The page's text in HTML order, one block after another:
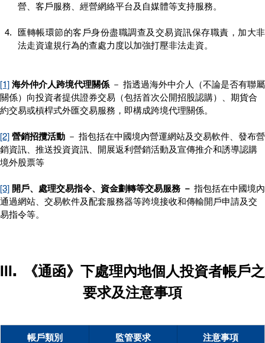
營、客戶服務、經營網絡平台及自媒體等支持服務。
匯轉帳環節的客戶身份盡職調查及交易資訊保存職責，加大非
法走資違規行為的查處力度以加強打壓非法走資。
[1] 海外仲介人跨境代理關係 － 指透過海外中介人（不論是否有聯屬
關係）向投資者提供證券交易（包括首次公開招股認購）、期貨合
約交易或槓桿式外匯交易服務，即構成跨境代理關係。
[2] 營銷招攬活動 － 指包括在中國境內營運網站及交易軟件、發布營
銷資訊、推送投資資訊、開展返利營銷活動及宣傳推介和誘導認購
境外股票等
[3] 開戶、處理交易指令、資金劃轉等交易服務 － 指包括在中國境內
通過網站、交易軟件及配套服務器等跨境接收和傳輸開戶申請及交
易指令等。
III.	《通函》下處理內地個人投資者帳戶之
要求及注意事項
帳戶類別 監管要求 注意事項